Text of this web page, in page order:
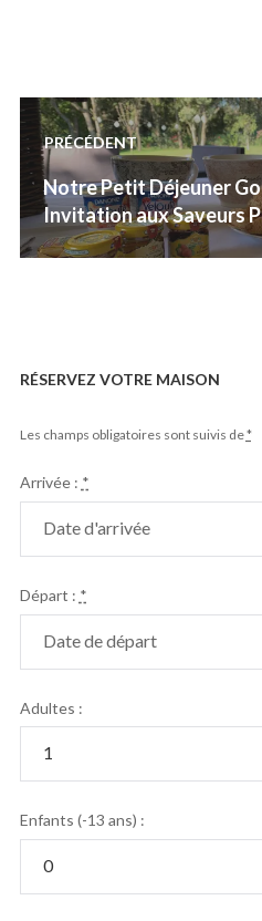
Navigation
de
l’article
PRÉCÉDENT
Previous
post:
Notre Petit Déjeuner
Invitation aux Saveurs
RÉSERVEZ VOTRE MAISON
Les champs obligatoires sont suivis de*
Arrivée : *
Départ : *
Adultes :
Enfants (-13 ans) :